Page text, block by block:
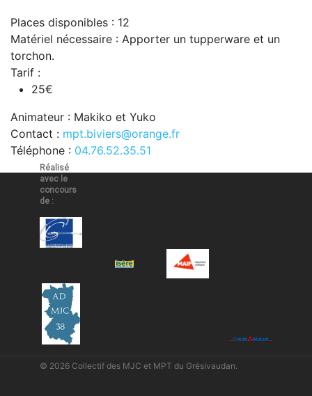
Places disponibles : 12
Matériel nécessaire : Apporter un tupperware et un
torchon.
Tarif :
25€
Animateur : Makiko et Yuko
Contact : mpt.biviers@orange.fr
Téléphone : 04.76.52.35.51
Réalisé
avec le
concours
de :
© 2026 Collectif des MJC et MPT du Grésivaudan.